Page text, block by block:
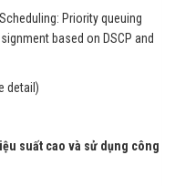
Priority queuing
based on DSCP and
detail)
suất cao và sử dụng công